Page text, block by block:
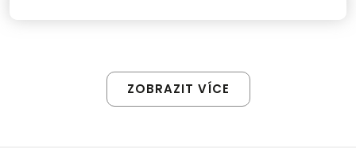
ZOBRAZIT VÍCE